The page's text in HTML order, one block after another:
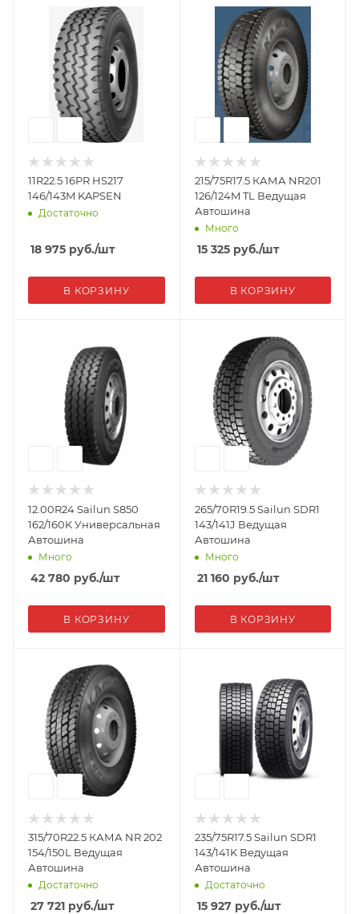
11R22.5 16PR HS217
146/143M KAPSEN
Достаточно
18 975 руб./шт
В КОРЗИНУ
215/75R17.5 КАМА NR201
126/124M TL Ведущая
Автошина
Много
15 325руб./шт
В КОРЗИНУ
12.00R24 Sailun S850
162/160K Универсальная
Автошина
Много
42 780 руб./шт
В КОРЗИНУ
265/70R19.5 Sailun SDR1
143/141J Ведущая
Автошина
Много
21 160 руб./шт
В КОРЗИНУ
315/70R22.5 КАМА NR 202
154/150L Ведущая
Автошина
Достаточно
27 721 руб./шт
235/75R17.5 Sailun SDR1
143/141K Ведущая
Автошина
Достаточно
15 927руб./шт